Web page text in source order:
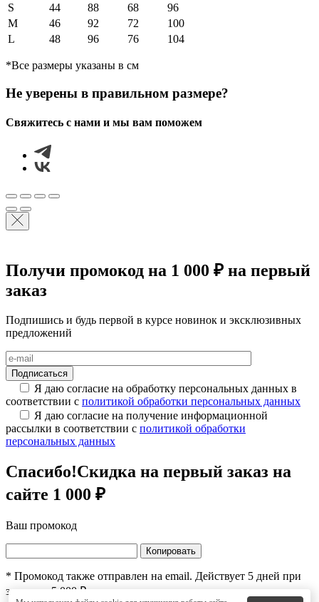
S
44 88 68
96
М
46 92 72
100
L
48 96 76 104
*Все размеры указаны в см
Не уверены в правильном размере?
Свяжитесь с нами и мы вам поможем
Получи промокод на 1 000 ₽ на первый
заказ
Подпишись и будь первой в курсе новинок и эксклюзивных
предложений
Я даю согласие на обработку персональных данных в
соответствии с политикой обработки персональных данных
Я даю согласие на получение информационной
рассылки в соответствии с политикой обработки
персональных данных
Спасибо!Скидка на первый заказ на
сайте 1 000 ₽
Ваш промокод
Копировать
* Промокод также отправлен на email. Действует 5 дней при
заказе от 5 000 ₽